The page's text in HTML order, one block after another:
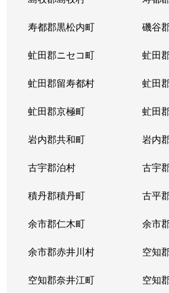
寿都郡黒松内町 磯谷
虻田郡ニセコ町 虻田
虻田郡留寿都村 虻田
虻田郡京極町 虻田
岩内郡共和町 岩内
古宇郡泊村 古宇
積丹郡積丹町 古平
余市郡仁木町 余市
余市郡赤井川村 空知
空知郡奈井江町 空知